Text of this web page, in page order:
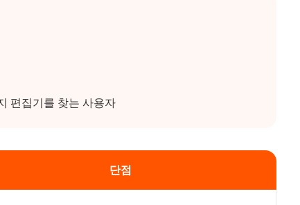
편집기를 찾는 사용자
단점